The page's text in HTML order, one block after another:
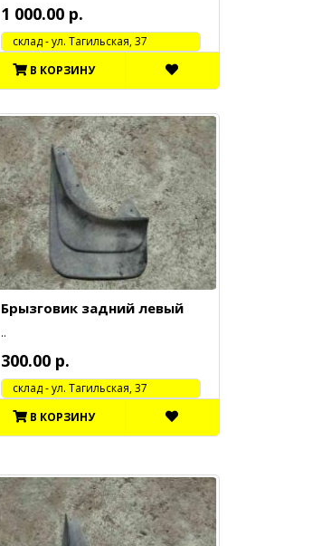
1 000.00 р.
cклад - ул. Тагильская, 37
В КОРЗИНУ
Брызговик задний левый
..
300.00 р.
cклад - ул. Тагильская, 37
В КОРЗИНУ